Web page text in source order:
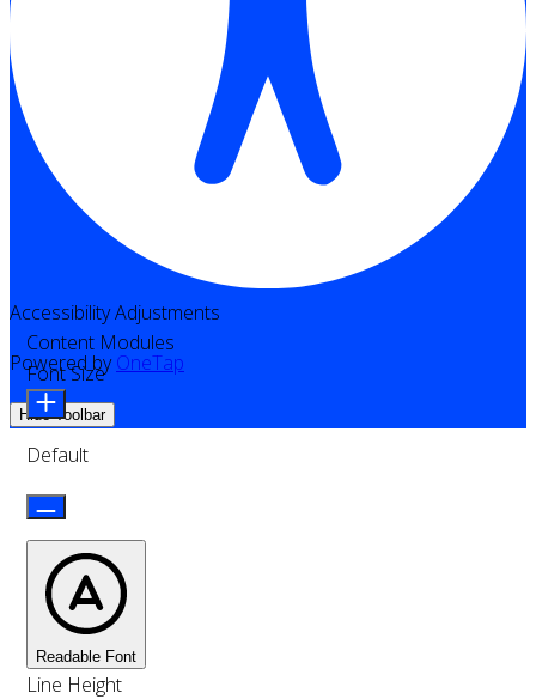
Accessibility Adjustments
Powered byOneTap
Hide Toolbar
Content Modules
Font Size
Default
Readable Font
Line Height